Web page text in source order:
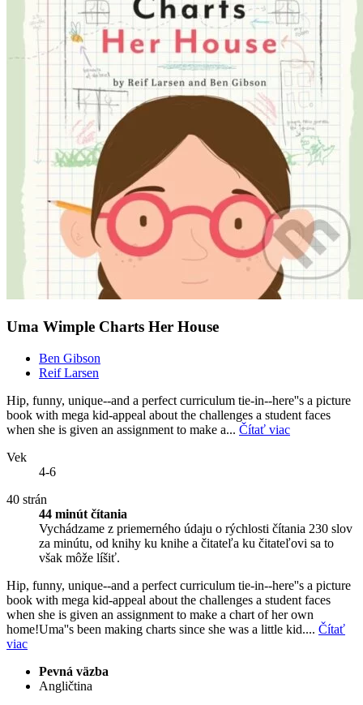
Uma Wimple Charts Her House
Ben Gibson
Reif Larsen
Hip, funny, unique--and a perfect curriculum tie-in--here''s a picture
book with mega kid-appeal about the challenges a student faces
when she is given an assignment to make a... Čítať viac
Vek
4-6
40 strán
44 minút čítania
Vychádzame z priemerného údaju o rýchlosti čítania 230 slov
za minútu, od knihy ku knihe a čitateľa ku čitateľovi sa to
však môže líšiť.
Hip, funny, unique--and a perfect curriculum tie-in--here''s a picture
book with mega kid-appeal about the challenges a student faces
when she is given an assignment to make a chart of her own
home!Uma''s been making charts since she was a little kid.... Čítať
viac
Pevná väzba
Angličtina